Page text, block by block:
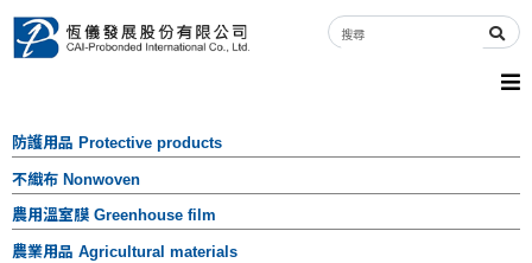
防護用品 Protective products
不織布 Nonwoven
農用溫室膜 Greenhouse film
農業用品 Agricultural materials